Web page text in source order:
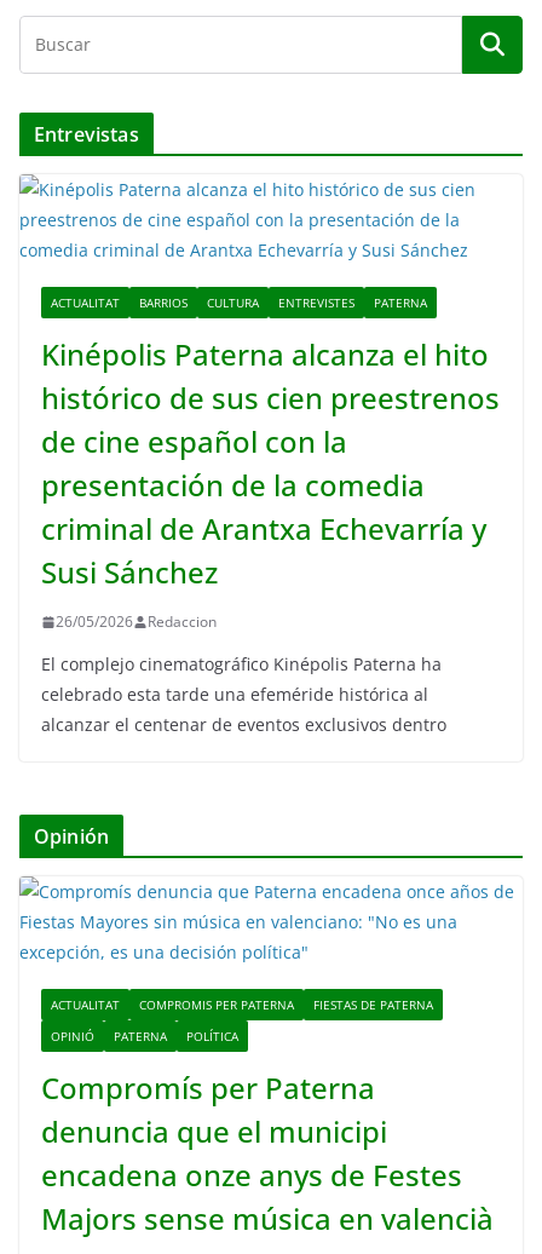
Entrevistas
ACTUALITAT BARRIOS CULTURA ENTREVISTES PATERNA
Kinépolis Paterna alcanza el hito
histórico de sus cien preestrenos
de cine español con la
presentación de la comedia
criminal de Arantxa Echevarría y
Susi Sánchez
26/05/2026 Redaccion
El complejo cinematográfico Kinépolis Paterna ha
celebrado esta tarde una efeméride histórica al
alcanzar el centenar de eventos exclusivos dentro
Opinión
ACTUALITAT COMPROMIS PER PATERNA
FIESTAS DE PATERNA
OPINIÓ
PATERNA POLÍTICA
Compromís per Paterna
denuncia que el municipi
encadena onze anys de Festes
Majors sense música en valencià